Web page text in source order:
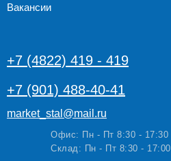
Вакансии
+7 (4822) 419 - 419
+7 (901) 488-40-41
Офис: Пн - Пт 8:30 - 17:30
Склад: Пн - Пт 8:30 - 17:00
market_stal@mail.ru